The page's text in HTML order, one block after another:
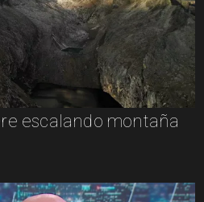
escalando montaña